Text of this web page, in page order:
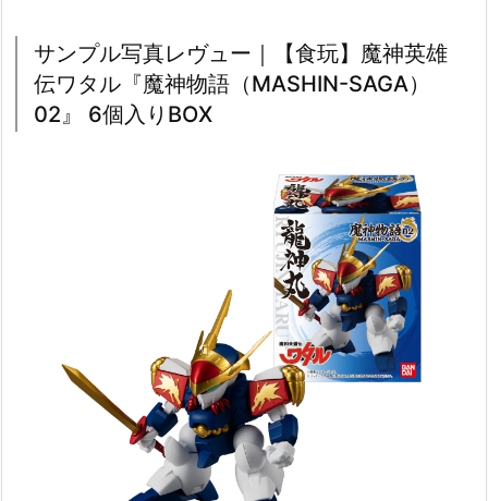
サンプル写真レヴュー｜【食玩】魔神英雄
伝ワタル『魔神物語（MASHIN-SAGA）
02』 6個入りBOX